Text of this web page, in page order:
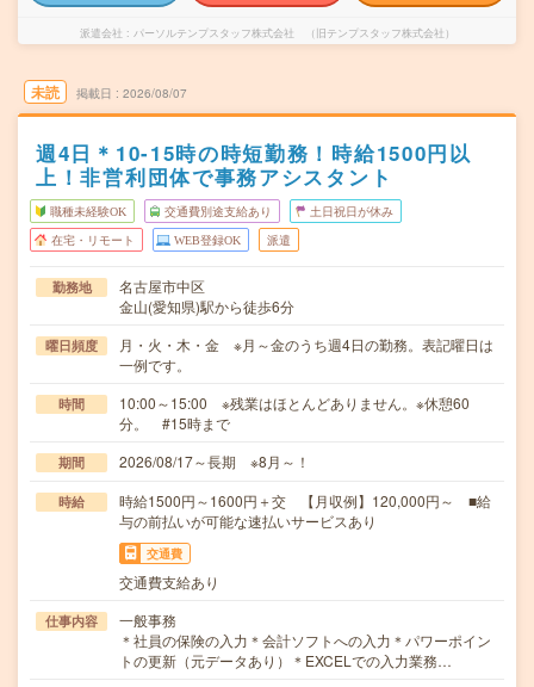
派遣会社 パーソルテンプスタッフ株式会社 （旧テンプスタッフ株式会社）
未読 掲載日 2026/08/07
週4日＊10-15時の時短勤務！時給1500円以
上！非営利団体で事務アシスタント
職種未経験OK 交通費別途支給あり 土日祝日が休み
在宅・リモート WEB登録OK 派遣
勤務地
名古屋市中区
金山(愛知県)駅から徒歩6分
曜日頻度
月・火・木・金 ※月～金のうち週4日の勤務。表記曜日は
一例です。
時間
10:00～15:00 ※残業はほとんどありません。※休憩60
分。 #15時まで
期間 2026/08/17～長期 ※8月～！
時給
時給1500円～1600円＋交 【月収例】120,000円～ ■給
与の前払いが可能な速払いサービスあり
交通費
交通費支給あり
仕事内容
一般事務
＊社員の保険の入力＊会計ソフトへの入力＊パワーポイン
トの更新（元データあり）＊EXCELでの入力業務…